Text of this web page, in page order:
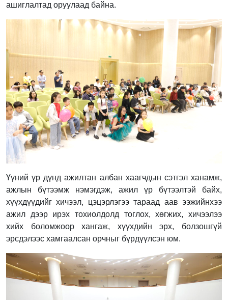
ашиглалтад оруулаад байна.
Үүний үр дүнд ажилтан албан хаагчдын сэтгэл ханамж,
ажлын бүтээмж нэмэгдэж, ажил үр бүтээлтэй байх,
хүүхдүүдийг хичээл, цэцэрлэгээ тараад аав ээжийнхээ
ажил дээр ирэх тохиолдолд тоглох, хөгжих, хичээлээ
хийх боломжоор хангаж, хүүхдийн эрх, болзошгүй
эрсдэлээс хамгаалсан орчныг бүрдүүлсэн юм.